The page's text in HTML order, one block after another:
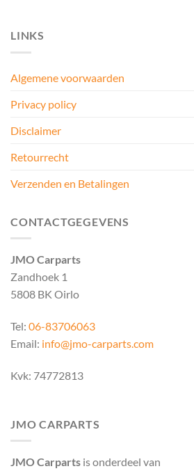
LINKS
Algemene voorwaarden
Privacy policy
Disclaimer
Retourrecht
Verzenden en Betalingen
CONTACTGEGEVENS
JMO Carparts
Zandhoek 1
5808 BK Oirlo
Tel: 06-83706063
Email: info@jmo-carparts.com
Kvk: 74772813
JMO CARPARTS
JMO Carparts is onderdeel van